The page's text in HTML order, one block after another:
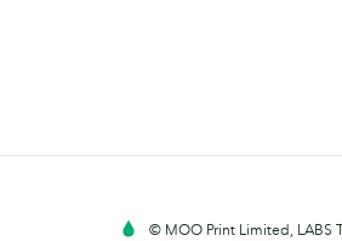
© MOO Print Limited, LABS